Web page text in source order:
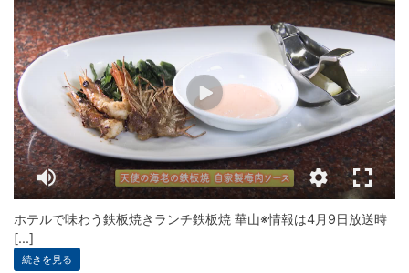
ホテルで味わう鉄板焼きランチ鉄板焼 華山※情報は4月9日放送時
[...]
続きを見る